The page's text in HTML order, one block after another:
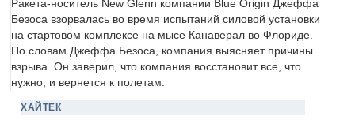
Ракета-носитель New Glenn компании Blue Origin Джеффа
Безоса взорвалась во время испытаний силовой установки
на стартовом комплексе на мысе Канаверал во Флориде.
По словам Джеффа Безоса, компания выясняет причины
взрыва. Он заверил, что компания восстановит все, что
нужно, и вернется к полетам.
ХАЙТЕК